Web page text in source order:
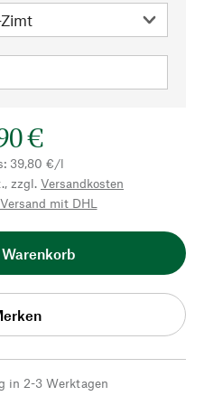
€
39,80 €/l
zzgl. Versandkosten
mit DHL
in 2-3 Werktagen